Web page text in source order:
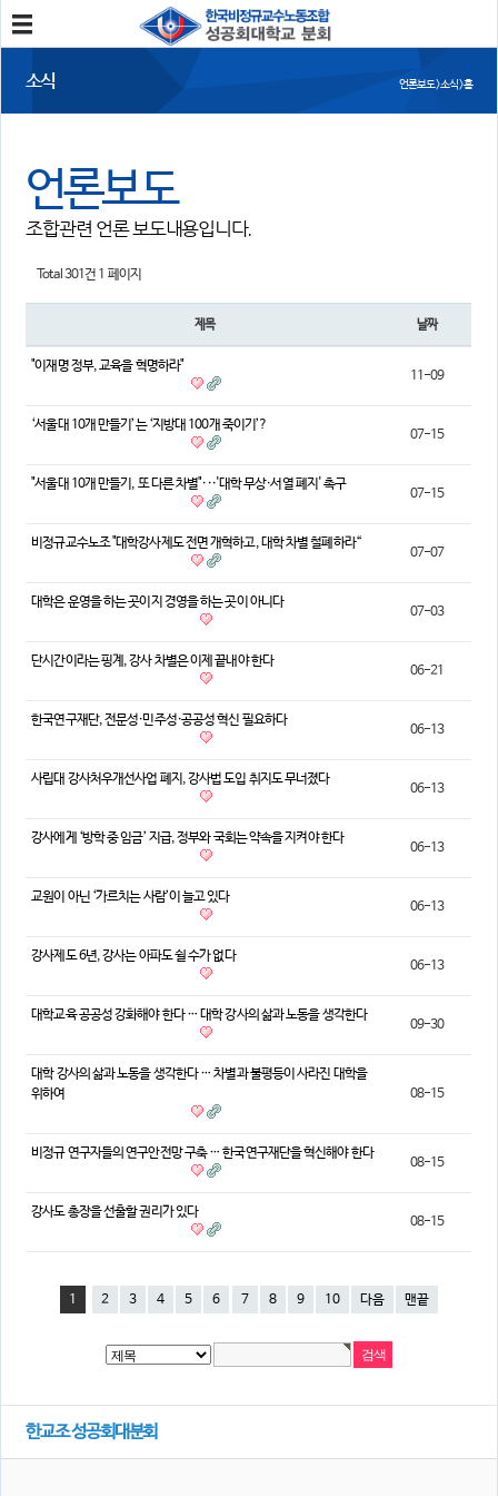
분회소개
소식
공지사항
자유게시판 건의사항
소식 언론보도 > 소식 > 홈
언론보도
조합관련 언론 보도내용입니다.
Total 301건 1 페이지
제목 날짜
"이재명 정부, 교육을 혁명하라"
11-09
‘서울대 10개 만들기’는 ‘지방대 100개 죽이기’?
07-15
"서울대 10개 만들기, 또 다른 차별"···'대학 무상·서열 폐지' 촉구
07-15
비정규교수노조 "대학강사제도 전면 개혁하고, 대학 차별 철폐하라“
07-07
대학은 운영을 하는 곳이지 경영을 하는 곳이 아니다
07-03
단시간이라는 핑계, 강사 차별은 이제 끝내야 한다
06-21
한국연구재단, 전문성·민주성·공공성 혁신 필요하다
06-13
사립대 강사처우개선사업 폐지, 강사법 도입 취지도 무너졌다
06-13
강사에게 ‘방학 중 임금’ 지급, 정부와 국회는 약속을 지켜야 한다
06-13
교원이 아닌 ‘가르치는 사람’이 늘고 있다
06-13
강사제도 6년, 강사는 아파도 쉴 수가 없다
06-13
대학교육 공공성 강화해야 한다 … 대학 강사의 삶과 노동을 생각한다
09-30
대학 강사의 삶과 노동을 생각한다 … 차별과 불평등이 사라진 대학을
위하여
08-15
비정규 연구자들의 연구안전망 구축 … 한국연구재단을 혁신해야 한다
08-15
강사도 총장을 선출할 권리가 있다
08-15
1 2 3 4 5 6 7 8 9 10 다음 맨끝
한교조 성공회대분회